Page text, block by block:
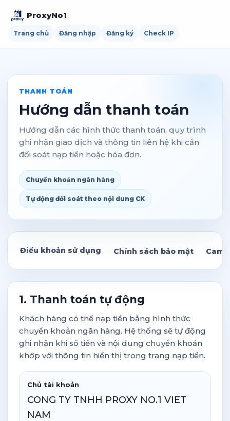
ProxyNo1
Trang chủ Đăng nhập Đăng ký Check IP
THANH TOÁN
Hướng dẫn thanh toán
Hướng dẫn các hình thức thanh toán, quy trình
ghi nhận giao dịch và thông tin liên hệ khi cần
đối soát nạp tiền hoặc hóa đơn.
Chuyển khoản ngân hàng
Tự động đối soát theo nội dung CK
Điều khoản sử dụng Chính sách bảo mật Cam
1. Thanh toán tự động
Khách hàng có thể nạp tiền bằng hình thức
chuyển khoản ngân hàng. Hệ thống sẽ tự động
ghi nhận khi số tiền và nội dung chuyển khoản
khớp với thông tin hiển thị trong trang nạp tiền.
Chủ tài khoản
CONG TY TNHH PROXY NO.1 VIET
NAM